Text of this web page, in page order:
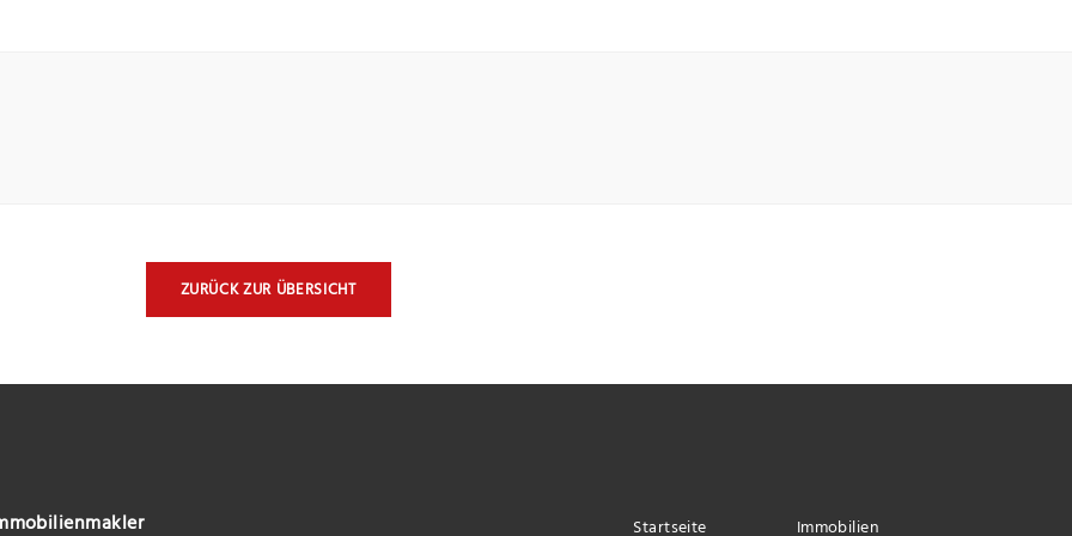
ZURÜCK ZUR ÜBERSICHT
Startseite Immobilien